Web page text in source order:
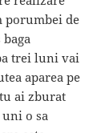
porumbei de
trei luni vai
aparea pe
ai zburat
o sa